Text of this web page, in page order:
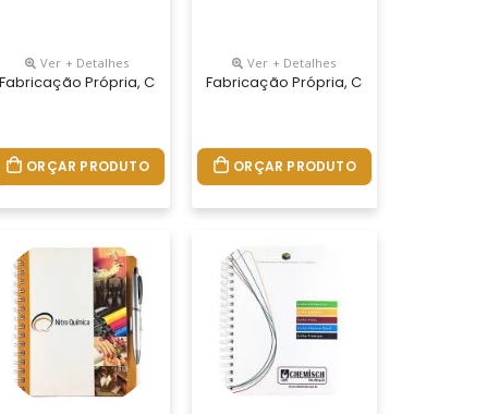
Miolo Com 96 Folhas Personalizadas Em Uma Cor (frente
Cm. Capa Impressa Em 4 Cores, Miolo Com 96 Folhas
15x21,18x25 E 21x28 Cm. Capa Impressa Em 4 Cores,
Do Seu Jeito.tamanhos 15x21,18x25 E 21x28 Cm.
Ver + Detalhes
Fabricação Própria, Cadernos Personalizados Do Seu Jeito.tamanhos
ORÇAR PRODUTO
Ver + Detalhes
Fabricação Própria, Cadernos
ORÇAR PRODUTO